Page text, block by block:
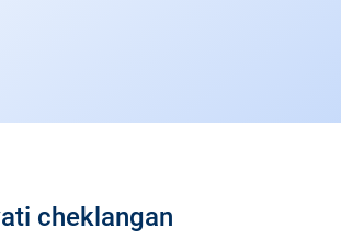
cheklangan